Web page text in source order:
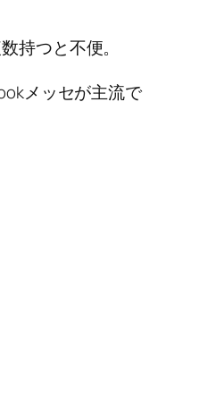
持つと不便。
メッセが主流で